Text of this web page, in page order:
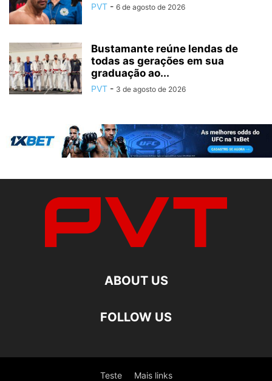
PVT - 6 de agosto de 2026
Bustamante reúne lendas de
todas as gerações em sua
graduação ao...
PVT - 3 de agosto de 2026
ABOUT US
FOLLOW US
Teste Mais links